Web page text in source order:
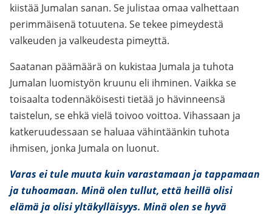
kiistää Jumalan sanan. Se julistaa omaa valhettaan
perimmäisenä totuutena. Se tekee pimeydestä
valkeuden ja valkeudesta pimeyttä.
Saatanan päämäärä on kukistaa Jumala ja tuhota
Jumalan luomistyön kruunu eli ihminen. Vaikka se
toisaalta todennäköisesti tietää jo hävinneensä
taistelun, se ehkä vielä toivoo voittoa. Vihassaan ja
katkeruudessaan se haluaa vähintäänkin tuhota
ihmisen, jonka Jumala on luonut.
Varas ei tule muuta kuin varastamaan ja tappamaan
ja tuhoamaan. Minä olen tullut, että heillä olisi
elämä ja olisi yltäkylläisyys. Minä olen se hyvä